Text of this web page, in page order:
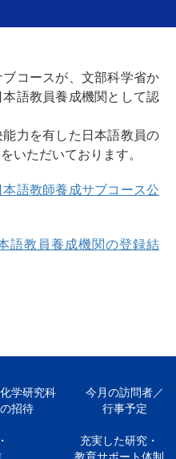
コースが、文部科学省か
語教員養成機関として認
能力を有した日本語教員の
いただいております。
語教師養成サブコース公
語教員養成機関の登録結
学研究科
招待
今月の訪問者／
行事予定
充実した研究・